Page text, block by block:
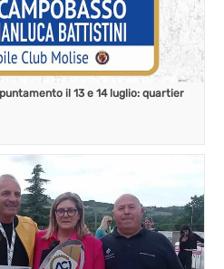
il 13 e 14 luglio: quartier